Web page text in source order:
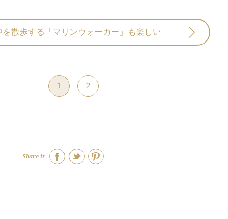
を散歩する「マリンウォーカー」も楽しい
1 2
Share it